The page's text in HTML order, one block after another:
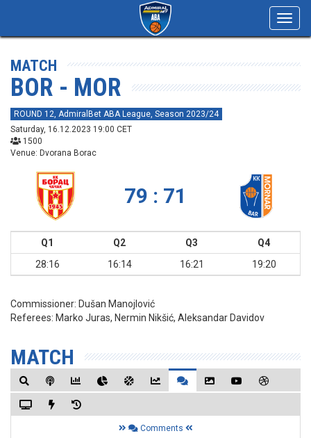
MATCH
BOR - MOR
ROUND 12, AdmiralBet ABA League, Season 2023/24
Saturday, 16.12.2023 19:00 CET
1500
Venue: Dvorana Borac
79 : 71
Q1 Q2 Q3
Q4
28:16
16:14 16:21 19:20
Commissioner: Dušan Manojlović
Referees: Marko Juras, Nermin Nikšić, Aleksandar Davidov
MATCH
Comments